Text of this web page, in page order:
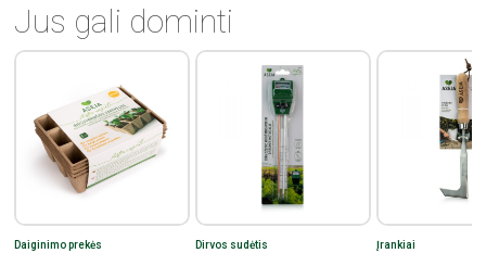
Jus gali dominti
Daiginimo prekės Dirvos sudėtis Įrankiai